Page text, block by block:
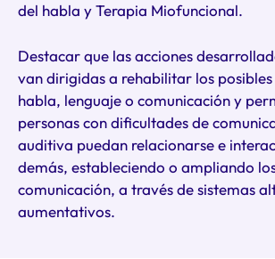
del habla y Terapia Miofuncional.
Destacar que las acciones
van dirigidas a rehabilitar los
habla, lenguaje o comunicación y
personas con dificultades de
auditiva puedan relacionarse e
demás, estableciendo o ampliando
comunicación, a través de sistemas
aumentativos.